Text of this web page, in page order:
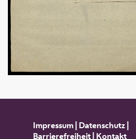
Impressum| Datenschutz|
Barrierefreiheit| Kontakt